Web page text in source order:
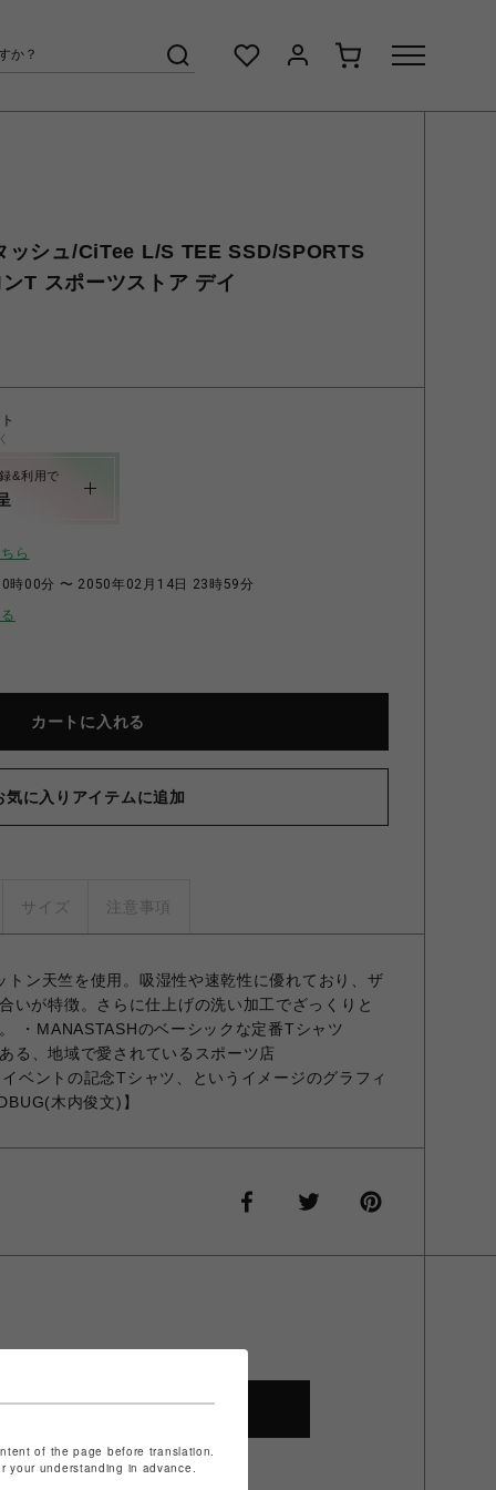
ッシュ/CiTee L/S TEE SSD/SPORTS
T スポーツストア デイ
&利用で
ら
時00分 〜 2050年02月14日 23時59分
カートに入れる
気に入りアイテムに追加
サイズ 注意事項
ン天竺を使用。吸湿性や速乾性に優れており、ザ
いが特徴。さらに仕上げの洗い加工でざっくりと
・MANASTASHのベーシックな定番Tシャツ
る、地域で愛されているスポーツ店
ベントの記念Tシャツ、というイメージのグラフィ
木内俊文)】
SHOP TOP
of the page before translation.
your understanding in advance.